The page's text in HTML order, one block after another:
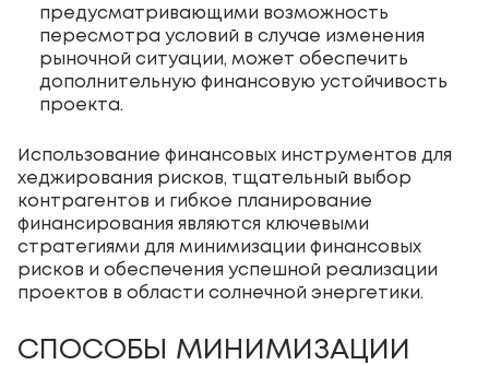
предусматривающими возможность
пересмотра условий в случае изменения
рыночной ситуации, может обеспечить
дополнительную финансовую устойчивость
проекта.
Использование финансовых инструментов для
хеджирования рисков, тщательный выбор
контрагентов и гибкое планирование
финансирования являются ключевыми
стратегиями для минимизации финансовых
рисков и обеспечения успешной реализации
проектов в области солнечной энергетики.
СПОСОБЫ МИНИМИЗАЦИИ